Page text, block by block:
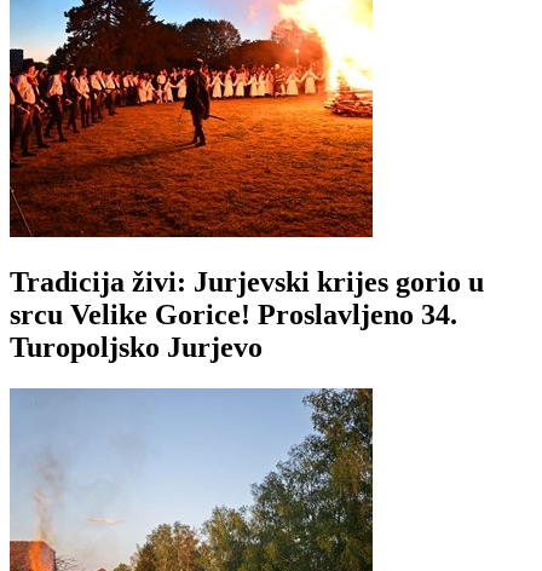
Tradicija živi: Jurjevski krijes gorio u
srcu Velike Gorice! Proslavljeno 34.
Turopoljsko Jurjevo